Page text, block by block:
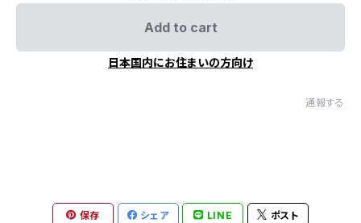
Add to cart
日本国内にお住まいの方向け
通報する
保存 シェア LINE ポスト